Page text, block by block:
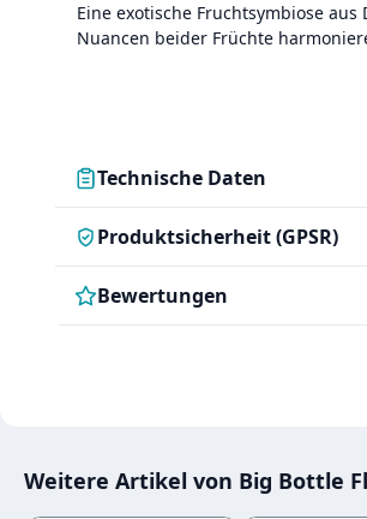
Eine exotische Fruchtsymbiose
Nuancen beider Früchte
Technische Daten
Produktsicherheit (GPSR)
Bewertungen
Weitere Artikel von Big Bottle